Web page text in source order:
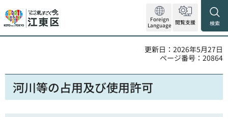
Foreign
Language 閲覧支援 検索
更新日：2026年5月27日
ページ番号：20864
河川等の占用及び使用許可